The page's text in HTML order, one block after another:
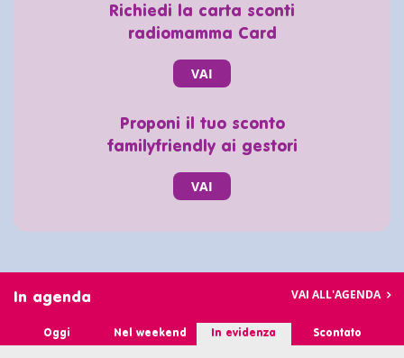
Richiedi la carta sconti
radiomamma Card
VAI
Proponi il tuo sconto
familyfriendly ai gestori
VAI
In agenda VAI ALL'AGENDA
Oggi Nel weekend In evidenza Scontato